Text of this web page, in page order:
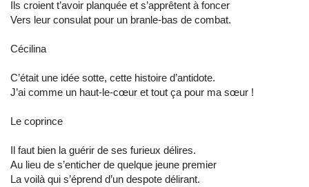
Ils croient t’avoir planquée et s’apprêtent à foncer
Vers leur consulat pour un branle-bas de combat.
Cécilina
C’était une idée sotte, cette histoire d’antidote.
J’ai comme un haut-le-cœur et tout ça pour ma sœur !
Le coprince
Il faut bien la guérir de ses furieux délires.
Au lieu de s’enticher de quelque jeune premier
La voilà qui s’éprend d’un despote délirant.